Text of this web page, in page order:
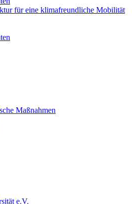
für eine klimafreundliche Mobilität
Maßnahmen
e.V.